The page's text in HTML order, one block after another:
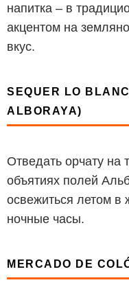
напитка – в
акцентом на
вкус.
SEQUER LO
ALBORAYA)
Отведать орчату на
объятиях полей
освежиться летом в
ночные часы.
MERCADO DE